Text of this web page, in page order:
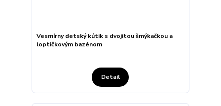
Vesmírny detský kútik s dvojitou šmýkačkou a
loptičkovým bazénom
Detail